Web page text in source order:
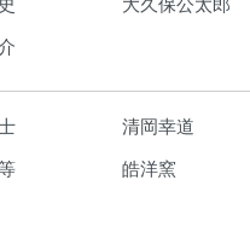
清岡幸道
皓洋窯